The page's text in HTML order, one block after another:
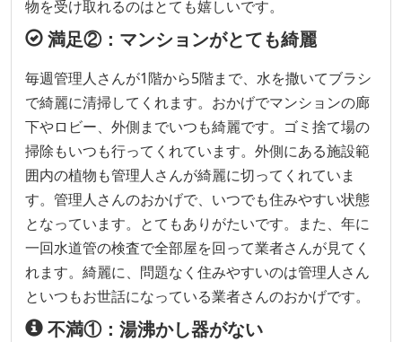
物を受け取れるのはとても嬉しいです。
満足②：マンションがとても綺麗
毎週管理人さんが1階から5階まで、水を撒いてブラシ
で綺麗に清掃してくれます。おかげでマンションの廊
下やロビー、外側までいつも綺麗です。ゴミ捨て場の
掃除もいつも行ってくれています。外側にある施設範
囲内の植物も管理人さんが綺麗に切ってくれていま
す。管理人さんのおかげで、いつでも住みやすい状態
となっています。とてもありがたいです。また、年に
一回水道管の検査で全部屋を回って業者さんが見てく
れます。綺麗に、問題なく住みやすいのは管理人さん
といつもお世話になっている業者さんのおかげです。
不満①：湯沸かし器がない